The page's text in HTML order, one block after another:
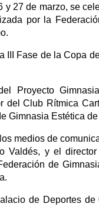
y 27 de marzo, se
por la
III Fase de la Copa
Proyecto
del Club Rítmica
Gimnasia Estética de
medios de
Valdés, y el
de
de Deportes